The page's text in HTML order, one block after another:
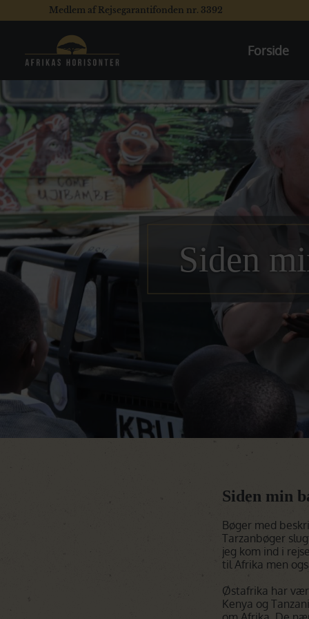
Medlem af Rejsegarantifonden nr. 3392
Forside
Siden
Siden min
Bøger med
Tarzanbøger
jeg kom ind i
til Afrika men
Østafrika har
Kenya og